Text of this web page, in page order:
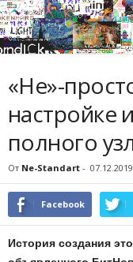
«Не»-
настройке
полного
От Ne-Standart - 07.12.2019
Facebook
История создания